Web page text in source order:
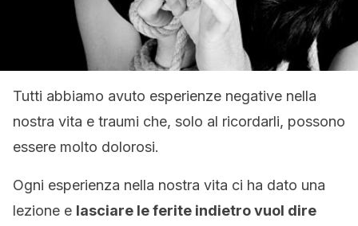
Tutti abbiamo avuto esperienze negative nella
nostra vita e traumi che, solo al ricordarli, possono
essere molto dolorosi.
Ogni esperienza nella nostra vita ci ha dato una
lezione e lasciare le ferite indietro vuol dire